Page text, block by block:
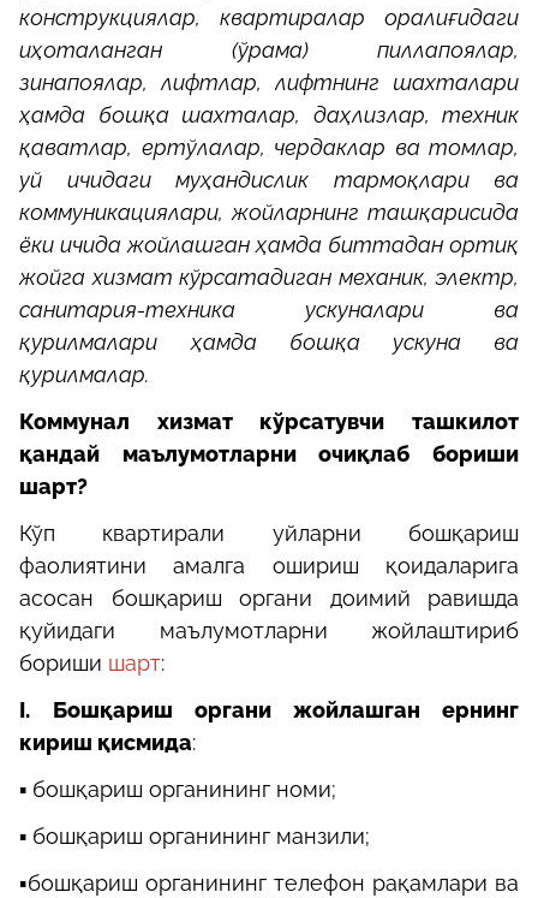
конструкциялар, квартиралар оралиғидаги
иҳоталанган (ўрама) пиллапоялар,
зинапоялар, лифтлар, лифтнинг шахталари
ҳамда бошқа шахталар, даҳлизлар, техник
қаватлар, ертўлалар, чердаклар ва томлар,
уй ичидаги муҳандислик тармоқлари ва
коммуникациялари, жойларнинг ташқарисида
ёки ичида жойлашган ҳамда биттадан ортиқ
жойга хизмат кўрсатадиган механик, электр,
санитария-техника ускуналари ва
қурилмалари ҳамда бошқа ускуна ва
қурилмалар.
Коммунал хизмат кўрсатувчи ташкилот
қандай маълумотларни очиқлаб бориши
шарт?
Кўп квартирали уйларни бошқариш
фаолиятини амалга ошириш қоидаларига
асосан бошқариш органи доимий равишда
қуйидаги маълумотларни жойлаштириб
бориши шарт:
I.
Бошқариш органи жойлашган ернинг
кириш қисмида:
▪️ бошқариш органининг номи;
▪️ бошқариш органининг манзили;
▪️бошқариш органининг телефон рақамлари ва